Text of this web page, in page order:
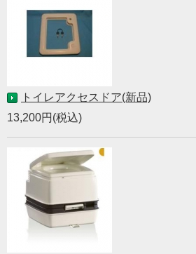
トイレアクセスドア(新品)
13,200円(税込)